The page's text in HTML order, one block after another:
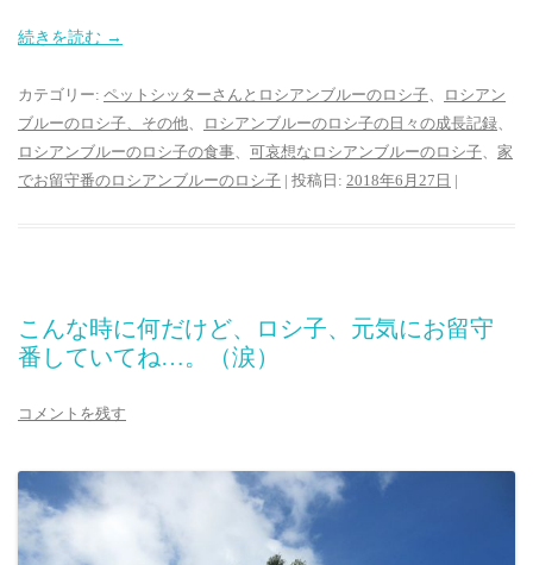
続きを読む →
カテゴリー: ペットシッターさんとロシアンブルーのロシ子、
ロシアン
ブルーのロシ子、その他、 ロシアンブルーのロシ子の日々の成長記録、
ロシアンブルーのロシ子の食事、 可哀想なロシアンブルーのロシ子、 家
でお留守番のロシアンブルーのロシ子 | 投稿日: 2018年6月27日 |
こんな時に何だけど、ロシ子、元気にお留守
番していてね…。（涙）
コメントを残す